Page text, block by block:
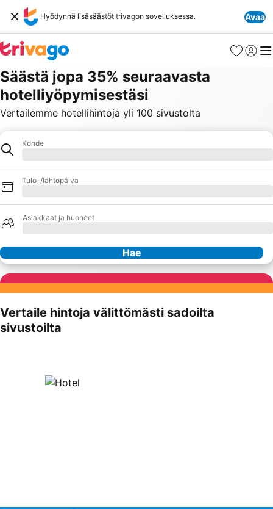
Hyödynnä lisäsäästöt trivagon sovelluksessa. Avaa
Suosikit
Säästä jopa 35% seuraavasta
hotelliyöpymisestäsi
Vertailemme hotellihintoja yli 100 sivustolta
Hotelli
Kohde
Tulo-/lähtöpäivä
Asiakkaat ja huoneet
Hae
Yhteistyökumppanit
Vertaile hintoja välittömästi sadoilta
sivustoilta